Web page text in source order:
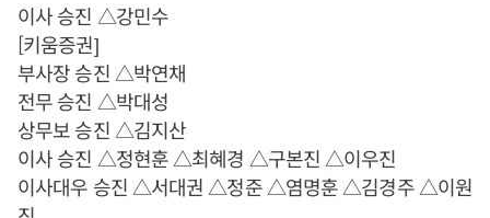
이사 승진 △강민수
[키움증권]
부사장 승진 △박연채
전무 승진 △박대성
상무보 승진 △김지산
이사 승진 △정현훈 △최혜경 △구본진 △이우진
이사대우 승진 △서대권 △정준 △염명훈 △김경주 △이원